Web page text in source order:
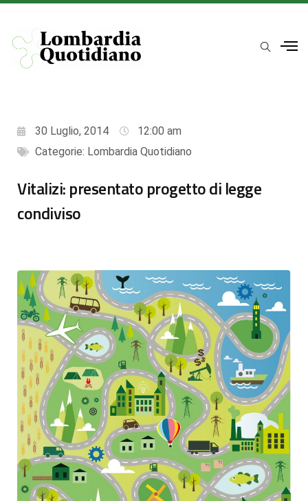
30 Luglio, 2014
12:00 am
Categorie: Lombardia Quotidiano
Vitalizi: presentato progetto di legge
condiviso